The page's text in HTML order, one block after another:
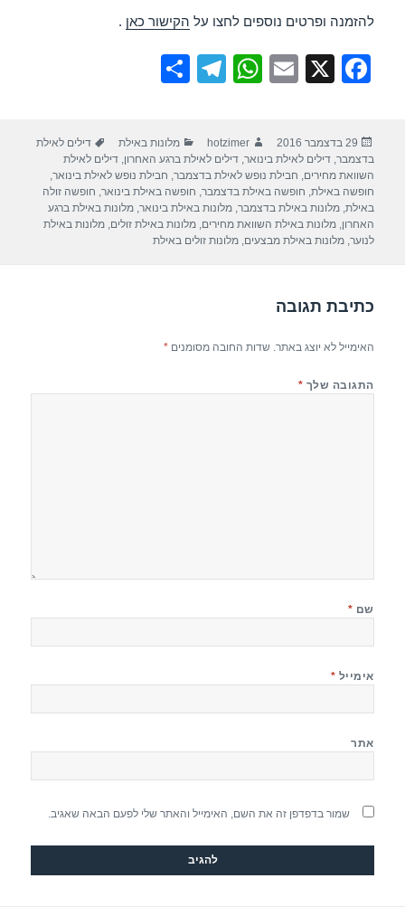
להזמנה ופרטים נוספים לחצו על הקישור כאן .
F
e
b
o
o
X
E
W
s
A
p
p
T
gr
a
m
e
פורסם
בתאריך
29 בדצמבר 2016 מחבר
hotzimer קטגוריות
מלונות באילת תגיות
דילים לאילת
בדצמבר,דילים לאילת בינואר,דילים לאילת ברגע האחרון,דילים לאילת
השוואת מחירים, חבילת נופש לאילת בדצמבר, חבילת נופש לאילת בינואר,
חופשה באילת, חופשה באילת בדצמבר, חופשה באילת בינואר, חופשה זולה
באילת,מלונות באילת בדצמבר,מלונות באילת בינואר,מלונות באילת ברגע
האחרון,מלונות באילת השוואת מחירים,מלונות באילת זולים,מלונות באילת
לנוער,מלונות באילת מבצעים,מלונות זולים באילת
כתיבת תגובה
האימייל לא יוצג באתר. שדות החובה מסומנים*
התגובה שלך *
שם *
אימייל *
אתר
שמור בדפדפן זה את השם, האימייל והאתר שלי לפעם הבאה שאגיב.